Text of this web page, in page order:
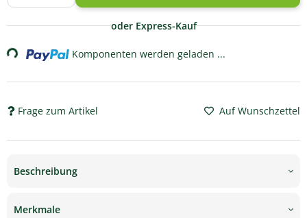
oder Express-Kauf
Komponenten werden geladen ...
Frage zum Artikel Auf Wunschzettel
Beschreibung
Merkmale